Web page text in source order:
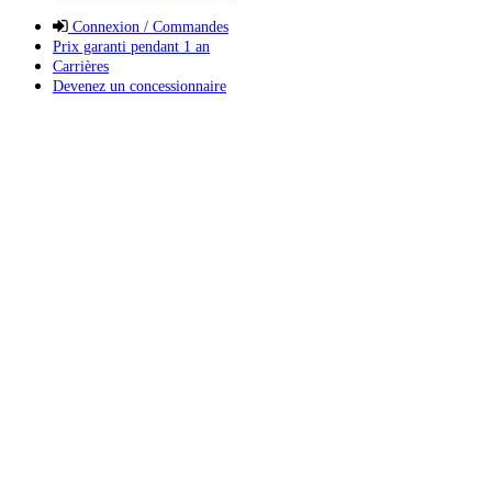
Connexion / Commandes
Prix garanti pendant 1 an
Carrières
Devenez un concessionnaire